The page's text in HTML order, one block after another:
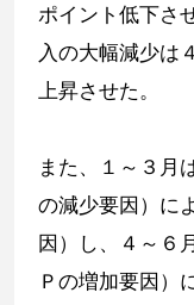
ポイント低下さ
入の大幅減少は
上昇させた。
また、１～３月
の減少要因）に
因）し、４～６
Ｐの増加要因）